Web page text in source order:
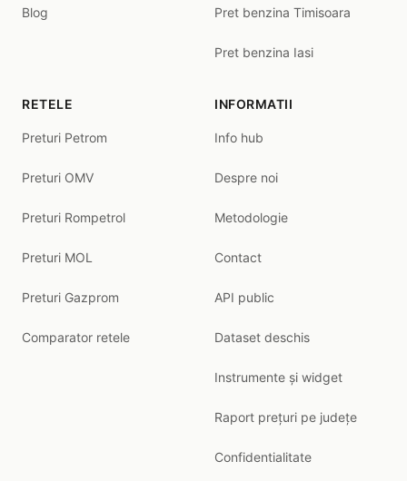
Blog Pret benzina Timisoara
Pret benzina Iasi
RETELE
Preturi Petrom
Preturi OMV
Preturi Rompetrol
Preturi MOL
Preturi Gazprom
Comparator retele
INFORMATII
Info hub
Despre noi
Metodologie
Contact
API public
Dataset deschis
Instrumente și widget
Raport prețuri pe județe
Confidentialitate